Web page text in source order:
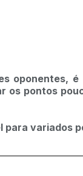
oponentes,
pontos
para variados